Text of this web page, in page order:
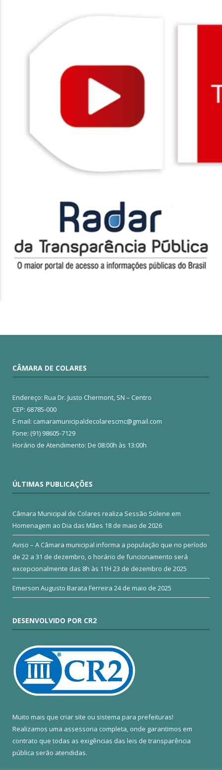
CÂMARA DE COLARES
Endereço: Rua Dr. Justo Chermont, SN – Centro
CEP: 68785-000
E-mail: camaramunicipaldecolarescmc@gmail.com
Fone: (91) 98605-7129
Horário de Atendimento: De 08:00h às 13:00h
ÚLTIMAS PUBLICAÇÕES
Câmara Municipal de Colares realiza Sessão Solene em
Homenagem ao Dia das Mães 18 de maio de 2026
Aviso – A Câmara municipal informa a população que no período
de 22 a 31 de dezembro, o horário de funcionamento será
excepcionalmente das 8h às 11H 23 de dezembro de 2025
Emerson Augusto Barata Ferreira 24 de maio de 2025
DESENVOLVIDO POR CR2
Muito mais que criar site ou sistema para prefeituras!
Realizamos uma assessoria completa, onde garantimos em
contrato que todas as exigências das leis de transparência
pública serão atendidas.